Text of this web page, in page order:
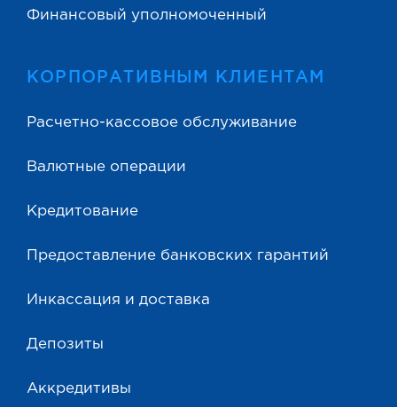
Финансовый уполномоченный
КОРПОРАТИВНЫМ КЛИЕНТАМ
Расчетно-кассовое обслуживание
Валютные операции
Кредитование
Предоставление банковских гарантий
Инкассация и доставка
Депозиты
Аккредитивы